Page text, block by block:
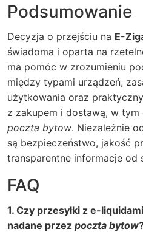
Podsumowanie
Decyzja o przejściu na E-
świadoma i oparta na
ma pomóc w zrozumieniu
między typami urządzeń,
użytkowania oraz
z zakupem i dostawą, w tym
poczta bytow. Niezależnie
są bezpieczeństwo, jakość
transparentne informacje od
FAQ
1. Czy przesyłki z e-
nadane przez poczta bytow